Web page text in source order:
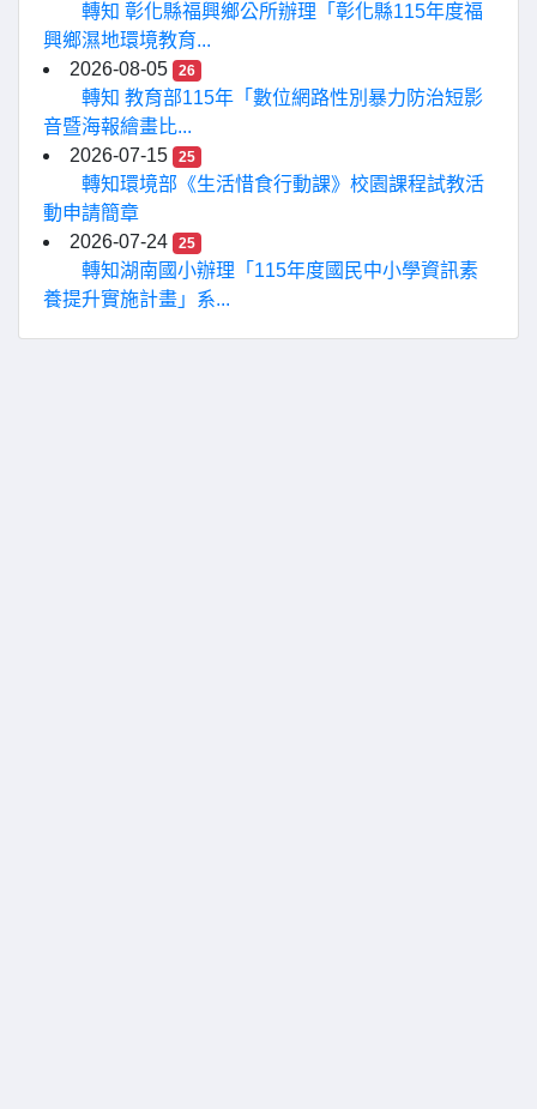
轉知 彰化縣福興鄉公所辦理「彰化縣115年度福
興鄉濕地環境教育...
2026-08-05
26
轉知 教育部115年「數位網路性別暴力防治短影
音暨海報繪畫比...
2026-07-15
25
轉知環境部《生活惜食行動課》校園課程試教活
動申請簡章
2026-07-24
25
轉知湖南國小辦理「115年度國民中小學資訊素
養提升實施計畫」系...